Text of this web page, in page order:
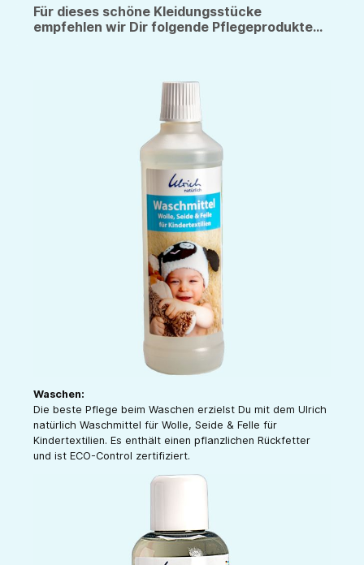
Für dieses schöne Kleidungsstücke
empfehlen wir Dir folgende Pflegeprodukte...
Waschen:
Die beste Pflege beim Waschen erzielst Du mit dem Ulrich
natürlich Waschmittel für Wolle, Seide & Felle für
Kindertextilien. Es enthält einen pflanzlichen Rückfetter
und ist ECO-Control zertifiziert.